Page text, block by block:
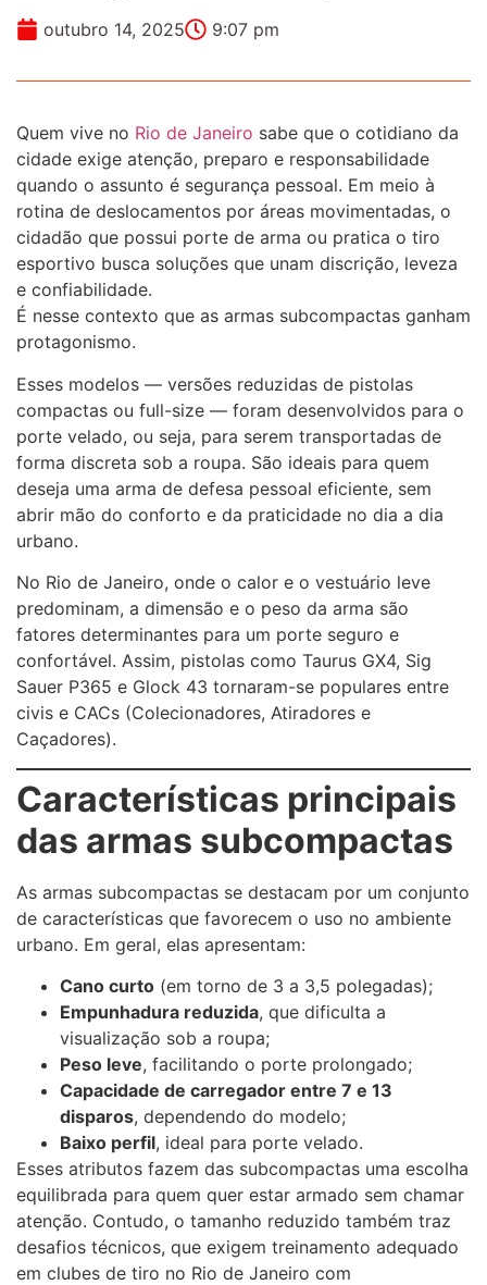
outubro 14, 2025 9:07 pm
Quem vive no Rio de Janeiro sabe que o cotidiano da
cidade exige atenção, preparo e responsabilidade
quando o assunto é segurança pessoal. Em meio à
rotina de deslocamentos por áreas movimentadas, o
cidadão que possui porte de arma ou pratica o tiro
esportivo busca soluções que unam discrição, leveza
e confiabilidade.
É nesse contexto que as armas subcompactas ganham
protagonismo.
Esses modelos — versões reduzidas de pistolas
compactas ou full-size — foram desenvolvidos para o
porte velado, ou seja, para serem transportadas de
forma discreta sob a roupa. São ideais para quem
deseja uma arma de defesa pessoal eficiente, sem
abrir mão do conforto e da praticidade no dia a dia
urbano.
No Rio de Janeiro, onde o calor e o vestuário leve
predominam, a dimensão e o peso da arma são
fatores determinantes para um porte seguro e
confortável. Assim, pistolas como Taurus GX4, Sig
Sauer P365 e Glock 43 tornaram-se populares entre
civis e CACs (Colecionadores, Atiradores e
Caçadores).
Características principais
das armas subcompactas
As armas subcompactas se destacam por um conjunto
de características que favorecem o uso no ambiente
urbano. Em geral, elas apresentam:
Cano curto (em torno de 3 a 3,5 polegadas);
Empunhadura reduzida, que dificulta a
visualização sob a roupa;
Peso leve, facilitando o porte prolongado;
Capacidade de carregador entre 7 e 13
disparos, dependendo do modelo;
Baixo perfil, ideal para porte velado.
Esses atributos fazem das subcompactas uma escolha
equilibrada para quem quer estar armado sem chamar
atenção. Contudo, o tamanho reduzido também traz
desafios técnicos, que exigem treinamento adequado
em clubes de tiro no Rio de Janeiro com